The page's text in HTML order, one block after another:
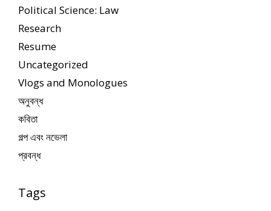
Political Science: Law
Research
Resume
Uncategorized
Vlogs and Monologues
অনুবন্ধ
কবিতা
গল্প এবং নভেলা
প্রবন্ধ
Tags